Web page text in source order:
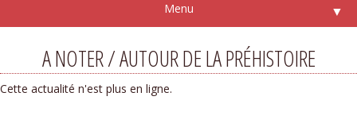
Menu ▼
A NOTER / AUTOUR DE LA PRÉHISTOIRE
Cette actualité n'est plus en ligne.